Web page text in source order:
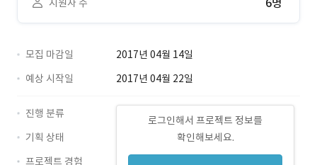
지원자 수 6명
모집 마감일
2017년 04월 14일
예상 시작일
2017년 04월 22일
로그인해서 프로젝트 정보를
확인해보세요.
진행 분류
기획 상태
프로젝트 경험